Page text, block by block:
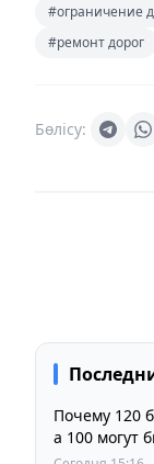
#ограничение
#ремонт дорог
Бөлісу:
Почему 120
а 100 могут